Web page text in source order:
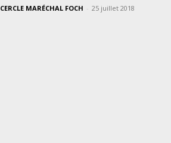
CERCLE MARÉCHAL FOCH - 25 juillet 2018